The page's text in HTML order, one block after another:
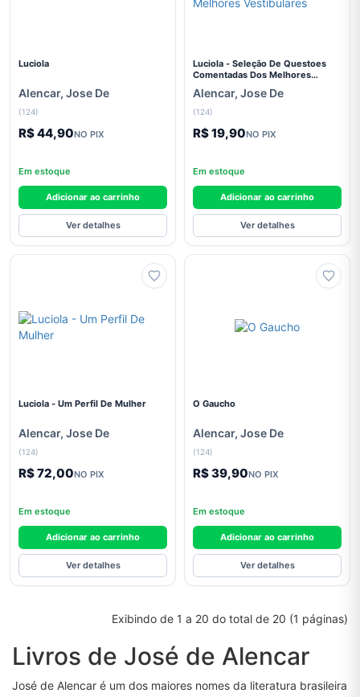
Fiódor
Franz
Kafka
McFadden
Orwell
Graciliano
Ramos
H. G.
Wells
J. K.
J. R.
Tolkien
James
Clear
Jane
Alencar
José
Luciola
Alencar, Jose De
(124)
R$ 44,90NO PIX
Em estoque
Adicionar ao carrinho
Ver detalhes
Luciola - Seleção De Questoes
Comentadas Dos Melhores
Alencar, Jose De
(124)
R$ 19,90NO PIX
Em estoque
Adicionar ao carrinho
Ver detalhes
Luciola - Um Perfil De Mulher
Alencar, Jose De
(124)
R$ 72,00NO PIX
Em estoque
Adicionar ao carrinho
Ver detalhes
O Gaucho
Alencar, Jose De
(124)
R$ 39,90NO PIX
Em estoque
Adicionar ao carrinho
Ver detalhes
Exibindo de 1 a 20 do total de 20 (1 páginas)
Livros de José de Alencar
José de Alencar é um dos maiores nomes da literatura brasileira